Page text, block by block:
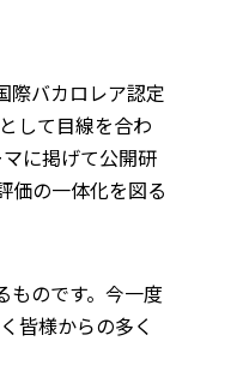
際バカロレア認定
して目線を合わ
に掲げて公開研
価の一体化を図る
ものです。今一度
皆様からの多く